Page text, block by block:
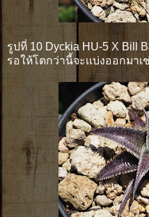
รูปที่ 10 Dyckia HU-5 X Bill
รอให้โตกว่านี้จะเเบ่งออกมา